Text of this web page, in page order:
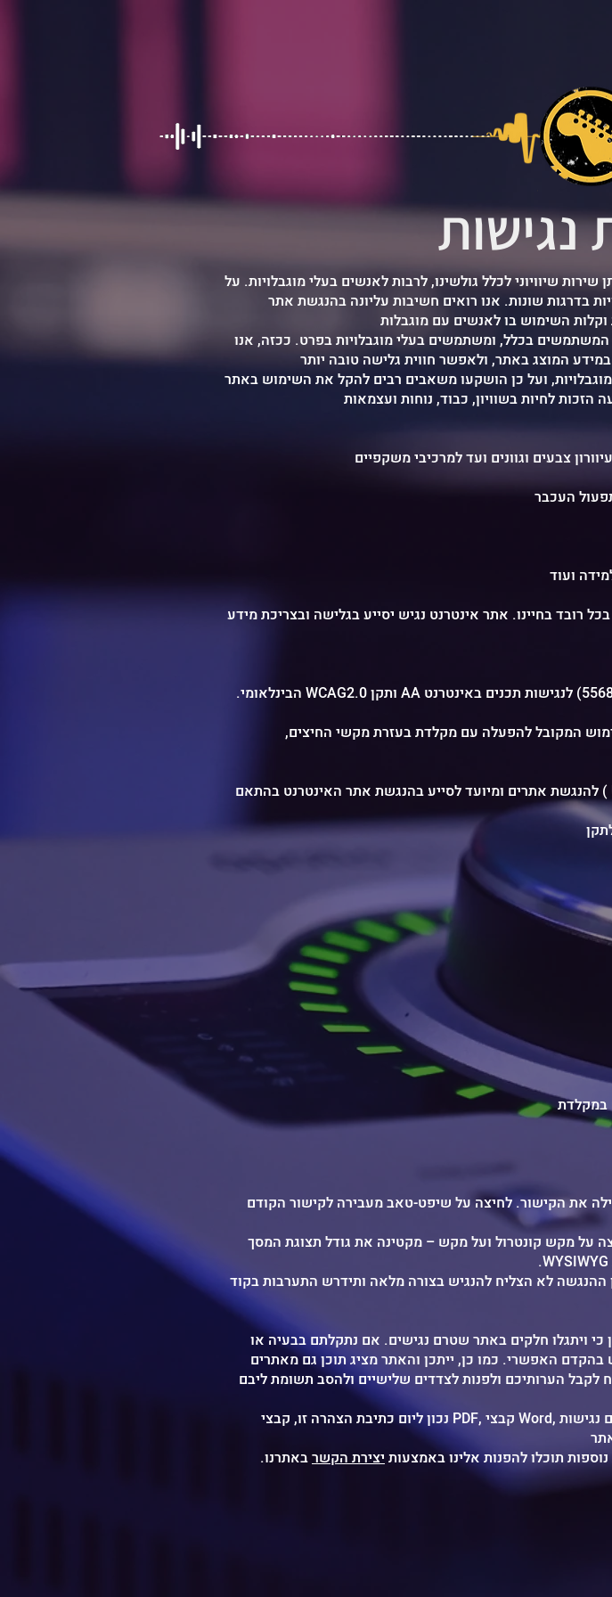
שירות שיוויוני לכלל גולשינו, לרבות לאנשים בעלי מוגבלויות. על
מ 1,600,000 אנשים בעלי מוגבלויות בדרגות שונות. אנו רואים חשיבות עליונה בהנגשת אתר
בכלל, ומשתמשים בעלי מוגבלויות בפרט. ככזה, אנו
ועל כן הושקעו משאבים רבים להקל את השימוש באתר
.הבינלאומי WCAG2.0 ותקן AA התאמות הנגישות בוצעו עפ”י המלצות התקן הישראלי (תו תקן ישראלי 5568) לנגישות תכנים באינטרנט
המקובל להפעלה עם מקלדת בעזרת מקשי החיצים,
להנגשת אתרים ומיועד לסייע בהנגשת אתר האינטרנט בהתאם ( USERWAY ACCESSIBILITY WIDGET) אנו משתמשים באתר זה ברכיב
על מקש קונטרול ועל מקש – מקטינה את גודל תצוגת המסך
ההנגשה לא הצליח להנגיש בצורה מלאה ותידרש התערבות בקוד
ויתגלו חלקים באתר שטרם נגישים. אם נתקלתם בבעיה או
האפשרי. כמו כן, ייתכן והאתר מציג תוכן גם מאתרים
לקבל הערותיכם ולפנות לצדדים שלישיים ולהסב תשומת ליבם
נכון ליום כתיבת הצהרה זו, קבצי PDF, קבצי Word, קבצי המדיה (סרטונים) שבאתר עדיין לא נגישים. כמו כן, טבלאות נתונים נגישות
תוכלו להפנות אלינו באמצעותיצירת הקשרבאתרנו